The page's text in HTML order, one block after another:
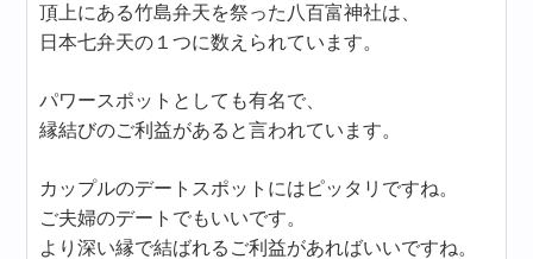
頂上にある竹島弁天を祭った八百富神社は、
日本七弁天の１つに数えられています。
パワースポットとしても有名で、
縁結びのご利益があると言われています。
カップルのデートスポットにはピッタリですね。
ご夫婦のデートでもいいです。
より深い縁で結ばれるご利益があればいいですね。